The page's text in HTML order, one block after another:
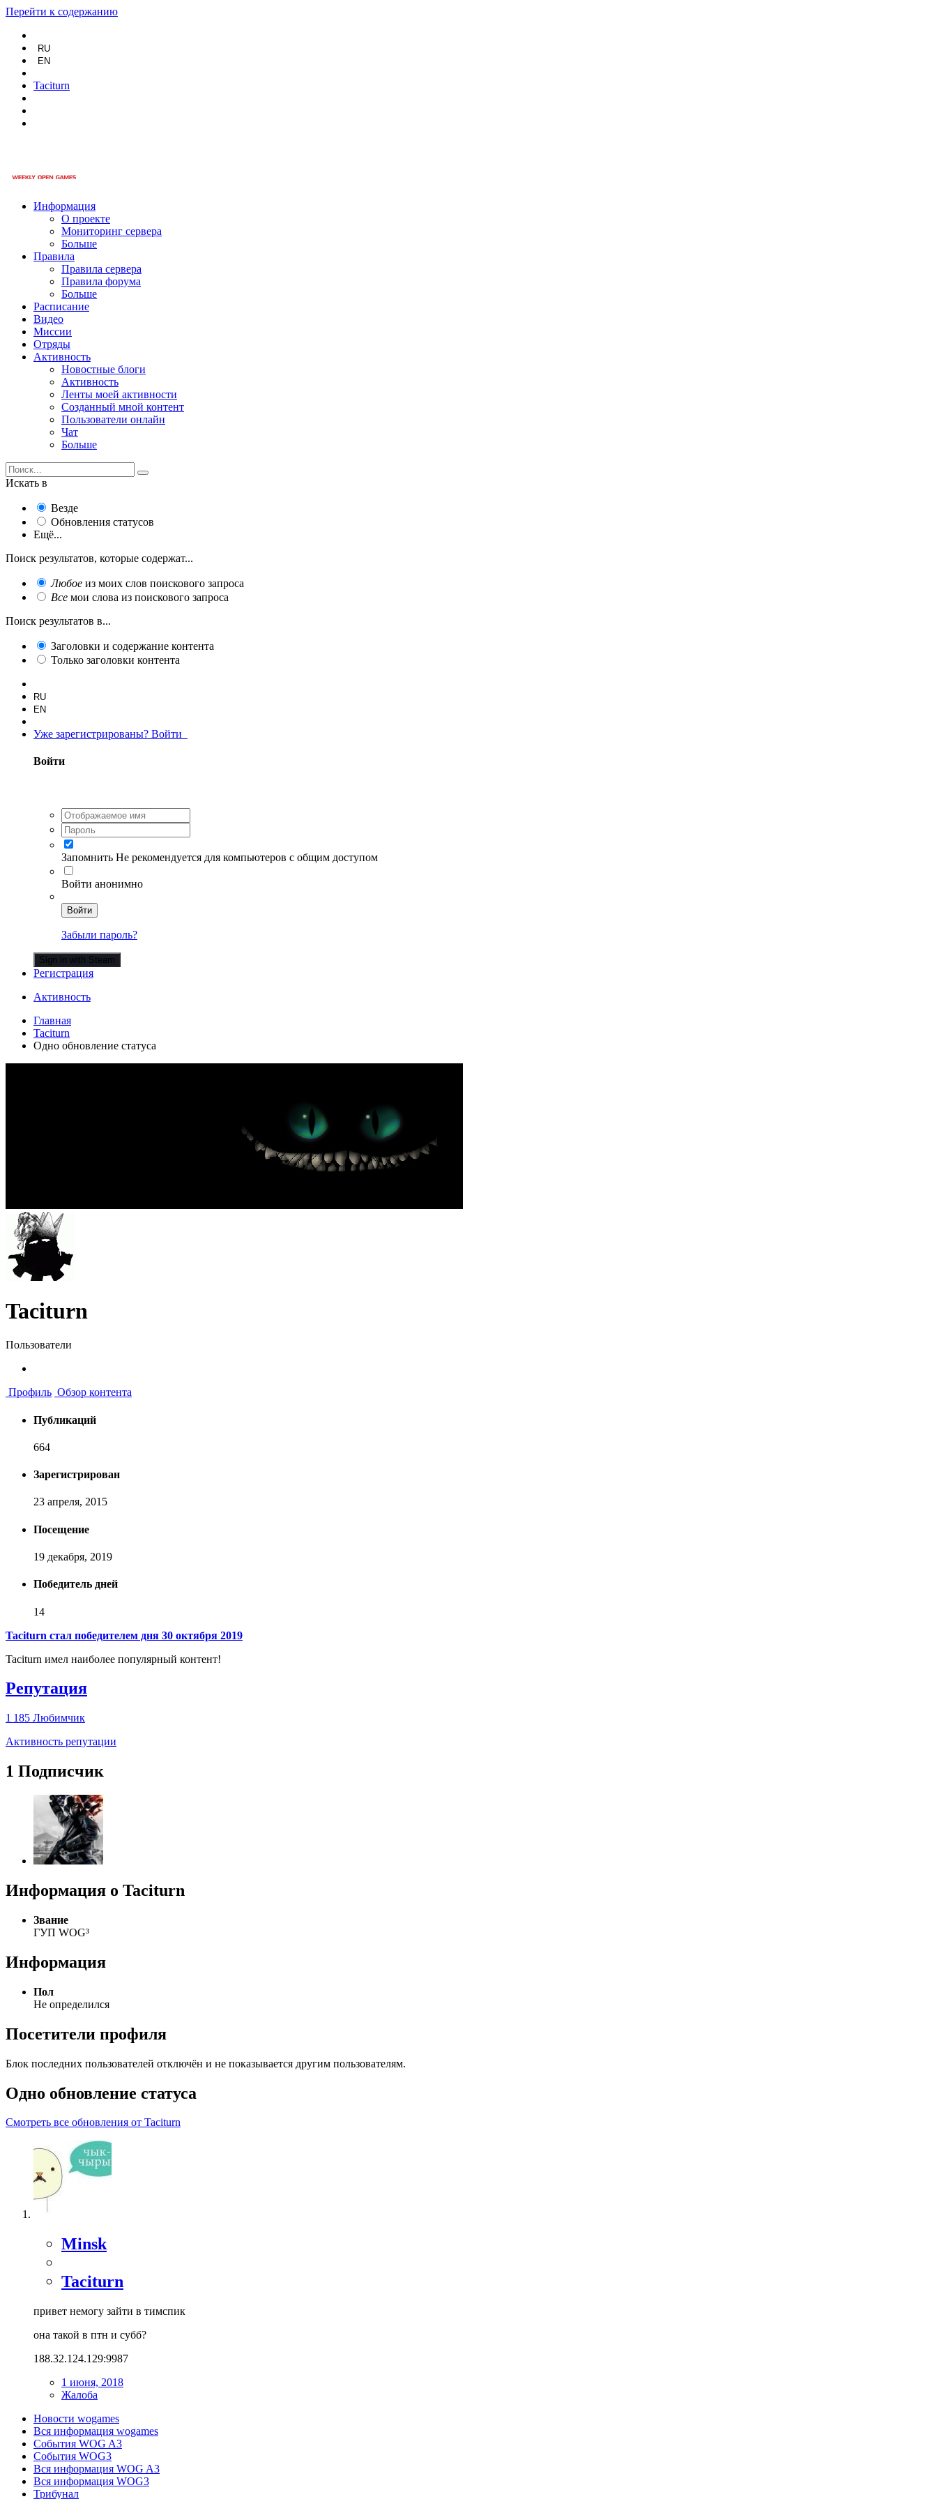
Перейти к содержанию
RU
EN
Taciturn
Информация
О проекте
Мониторинг сервера
Больше
Правила
Правила сервера
Правила форума
Больше
Расписание
Видео
Миссии
Отряды
Активность
Новостные блоги
Активность
Ленты моей активности
Созданный мной контент
Пользователи онлайн
Чат
Больше
Искать в
Везде
Обновления статусов
Ещё...
Поиск результатов, которые содержат...
Любое из моих слов поискового запроса
Все мои слова из поискового запроса
Поиск результатов в...
Заголовки и содержание контента
Только заголовки контента
RU
EN
Уже зарегистрированы? Войти
Войти
Запомнить Не рекомендуется для компьютеров с общим доступом
Войти анонимно
Войти
Забыли пароль?
Sign in with Steam
Регистрация
Активность
Главная
Taciturn
Одно обновление статуса
Taciturn
Пользователи
Профиль Обзор контента
Публикаций
664
Зарегистрирован
23 апреля, 2015
Посещение
19 декабря, 2019
Победитель дней
14
Taciturn стал победителем дня 30 октября 2019
Taciturn имел наиболее популярный контент!
Репутация
1 185 Любимчик
Активность репутации
1 Подписчик
Информация о Taciturn
Звание
ГУП WOG³
Информация
Пол
Не определился
Посетители профиля
Блок последних пользователей отключён и не показывается другим пользователям.
Одно обновление статуса
Смотреть все обновления от Taciturn
Minsk
Taciturn
привет немогу зайти в тимспик
она такой в птн и субб?
188.32.124.129:9987
1 июня, 2018
Жалоба
Новости wogames
Вся информация wogames
События WOG A3
События WOG3
Вся информация WOG A3
Вся информация WOG3
Трибунал